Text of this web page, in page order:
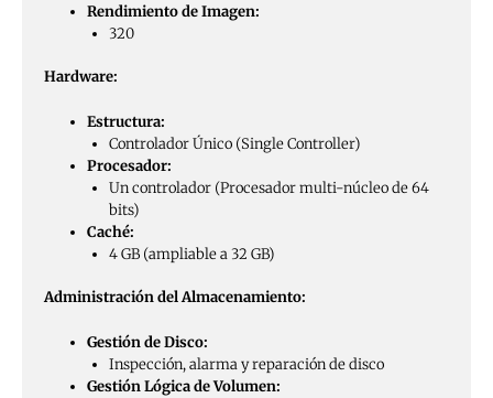
Rendimiento de Imagen:
320
Hardware:
Estructura:
Controlador Único (Single Controller)
Procesador:
Un controlador (Procesador multi-núcleo de 64
bits)
Caché:
4 GB (ampliable a 32 GB)
Administración del Almacenamiento:
Gestión de Disco:
Inspección, alarma y reparación de disco
Gestión Lógica de Volumen: